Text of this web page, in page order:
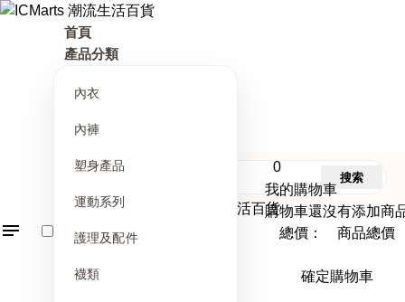
首頁
產品分類
內衣
內褲
塑身產品
運動系列
護理及配件
襪類
0
我的購物車
購物車還沒有添加商
總價： 商品總價
確定購物車
搜索